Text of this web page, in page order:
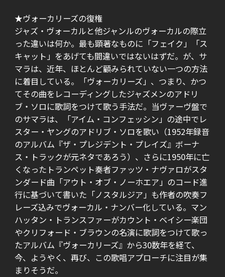
★ヴォーカリーズの復権
ジャズ・ヴォーカルと他ジャンルのヴォーカルの際立
った違いは何か。最も顕著なものに「フェイク」「ス
キャット」をあげても間違いではないはずだ。が、サ
マラは、近年、ほとんど顧みられていない一つの方法
に着目している。「ヴォーカリーズ」、つまり、かつ
てその曲をレコーディングしたジャズメンのアドリ
ブ・ソロに歌詞をつけて歌う手法だ。当ヴァーヴ盤で
のサマラは、「アイム・コンフェッシン」の途中でレ
スター・ヤングのアドリブ・ソロを歌い（1952年録音
のアルバム『ザ・プレジデント・プレイズ』ボーナ
ス・トラックが元ネタであろう）、さらに1950年に亡
くなったトランペット奏者ファッツ・ナヴァロがスタ
ンダード曲「アウト・オブ・ノーホエア」のコード進
行に基づいて書いた「ノスタルジア」も作者の吹奏フ
レーズ込みでヴォーカル・ナンバー化している。マン
ハッタン・トランスファーがカウント・ベイシー楽団
やクリフォード・ブラウンの名演に歌詞をつけて歌っ
たアルバム『ヴォーカリーズ』から30数年を経て、
今、ようやく、再び、この歌唱アプローチに注目が集
まりそうだ。